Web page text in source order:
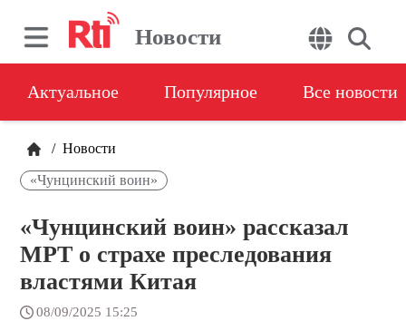
Новости
Актуальное Популярное Все новости
/ Новости
«Чунцинский воин»
«Чунцинский воин» рассказал
МРТ о страхе преследования
властями Китая
08/09/2025 15:25